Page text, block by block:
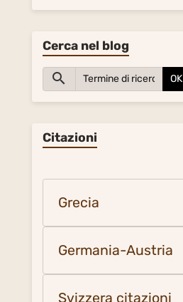
Cerca nel blog
OK
Citazioni
Grecia
Germania-Austria
Svizzera citazioni